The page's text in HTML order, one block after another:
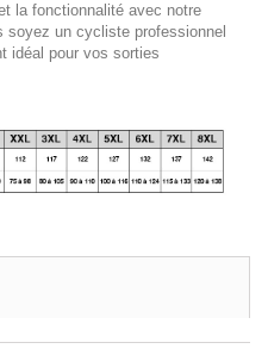
la fonctionnalité avec notre
un cycliste professionnel
idéal pour vos sorties